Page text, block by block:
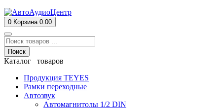
0 Корзина 0.00
Поиск
Каталог товаров
Продукция TEYES
Рамки переходные
Автозвук
Автомагнитолы 1/2 DIN